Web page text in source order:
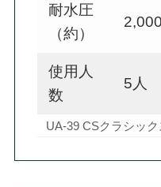
耐水圧
（約）
使用人
数
5人
UA-39 CSクラシッ